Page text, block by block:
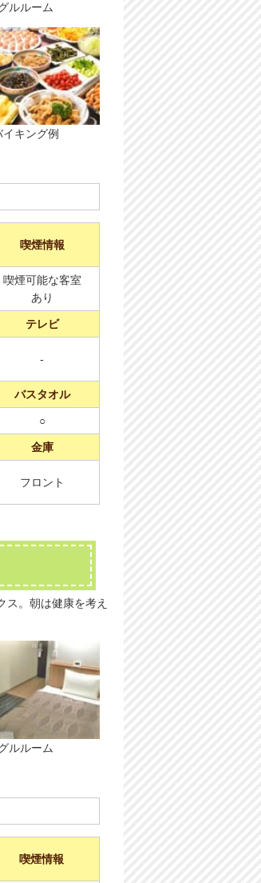
ルルーム
キング例
喫煙情報
喫煙可能な客室
あり
テレビ
-
バスタオル
○
金庫
フロント
ス。朝は健康を考え
ルルーム
喫煙情報